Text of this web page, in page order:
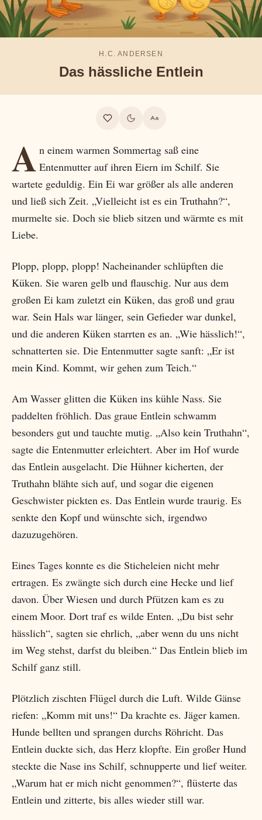
H.C. ANDERSEN
Das hässliche Entlein
A n einem warmen Sommertag saß eine
Entenmutter auf ihren Eiern im Schilf. Sie
wartete geduldig. Ein Ei war größer als alle anderen
und ließ sich Zeit. „Vielleicht ist es ein Truthahn?“,
murmelte sie. Doch sie blieb sitzen und wärmte es mit
Liebe.
Plopp, plopp, plopp! Nacheinander schlüpften die
Küken. Sie waren gelb und flauschig. Nur aus dem
großen Ei kam zuletzt ein Küken, das groß und grau
war. Sein Hals war länger, sein Gefieder war dunkel,
und die anderen Küken starrten es an. „Wie hässlich!“,
schnatterten sie. Die Entenmutter sagte sanft: „Er ist
mein Kind. Kommt, wir gehen zum Teich.“
Am Wasser glitten die Küken ins kühle Nass. Sie
paddelten fröhlich. Das graue Entlein schwamm
besonders gut und tauchte mutig. „Also kein Truthahn“,
sagte die Entenmutter erleichtert. Aber im Hof wurde
das Entlein ausgelacht. Die Hühner kicherten, der
Truthahn blähte sich auf, und sogar die eigenen
Geschwister pickten es. Das Entlein wurde traurig. Es
senkte den Kopf und wünschte sich, irgendwo
dazuzugehören.
Eines Tages konnte es die Sticheleien nicht mehr
ertragen. Es zwängte sich durch eine Hecke und lief
davon. Über Wiesen und durch Pfützen kam es zu
einem Moor. Dort traf es wilde Enten. „Du bist sehr
hässlich“, sagten sie ehrlich, „aber wenn du uns nicht
im Weg stehst, darfst du bleiben.“ Das Entlein blieb im
Schilf ganz still.
Plötzlich zischten Flügel durch die Luft. Wilde Gänse
riefen: „Komm mit uns!“ Da krachte es. Jäger kamen.
Hunde bellten und sprangen durchs Röhricht. Das
Entlein duckte sich, das Herz klopfte. Ein großer Hund
steckte die Nase ins Schilf, schnupperte und lief weiter.
„Warum hat er mich nicht genommen?“, flüsterte das
Entlein und zitterte, bis alles wieder still war.